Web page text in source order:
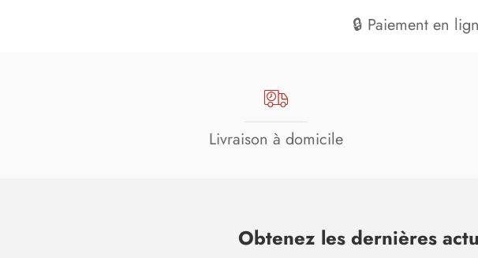
🔒 Paiement en
Livraison à domicile
Obtenez les dernières